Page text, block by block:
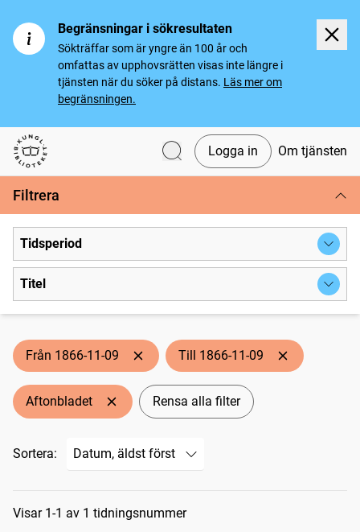
Begränsningar i sökresultaten
Sökträffar som är yngre än 100 år och
omfattas av upphovsrätten visas inte längre i
tjänsten när du söker på distans. Läs mer om
begränsningen.
Svenska tidningar
Logga in Om tjänsten
Filtrera
Tidsperiod
Titel
Från 1866-11-09 Till 1866-11-09
Aftonbladet Rensa alla filter
Sortera:
Sökresultat
Visar 1-1 av 1 tidningsnummer